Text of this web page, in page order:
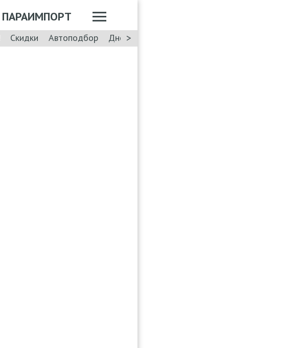
ПАРАИМПОРТ
Скидки Автоподбор Дневник: Лада Искра
>